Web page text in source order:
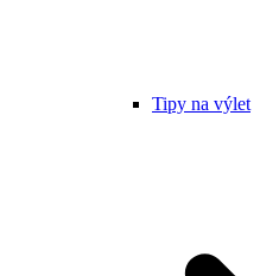
Tipy na výlet